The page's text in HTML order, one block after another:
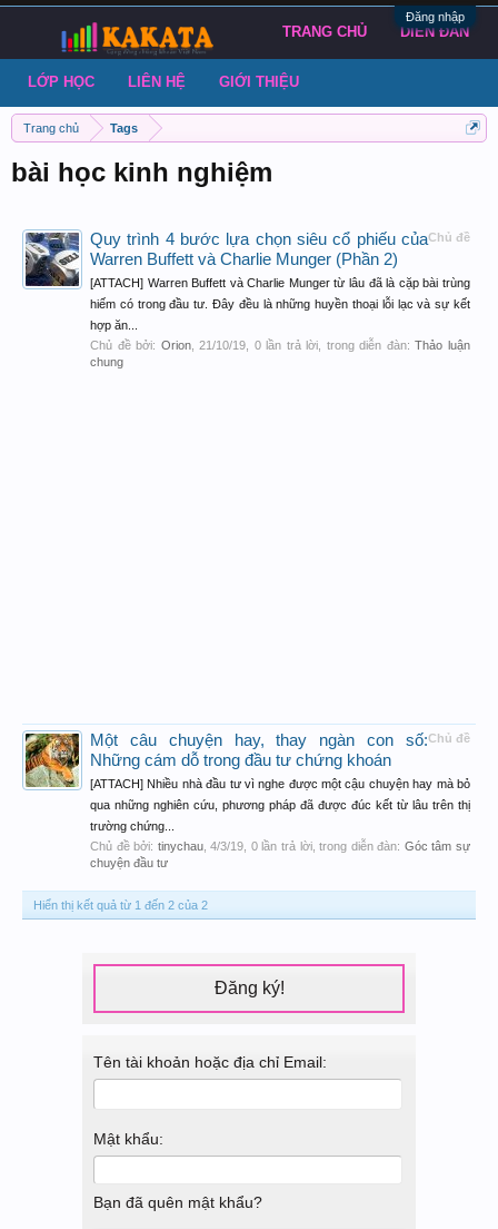
Đăng nhập
Trang chủ Tags
bài học kinh nghiệm
Chủ đề
Quy trình 4 bước lựa chọn siêu cổ phiếu của
Warren Buffett và Charlie Munger (Phần 2)
[ATTACH] Warren Buffett và Charlie Munger từ lâu đã là cặp bài trùng
hiếm có trong đầu tư. Đây đều là những huyền thoại lỗi lạc và sự kết
hợp ăn...
Chủ đề bởi: Orion,21/10/19 , 0 lần trả lời, trong diễn đàn:Thảo luận
chung
Chủ đề
Một câu chuyện hay, thay ngàn con số:
Những cám dỗ trong đầu tư chứng khoán
[ATTACH] Nhiều nhà đầu tư vì nghe được một cậu chuyện hay mà bỏ
qua những nghiên cứu, phương pháp đã được đúc kết từ lâu trên thị
trường chứng...
Chủ đề bởi: tinychau,4/3/19 , 0 lần trả lời, trong diễn đàn: Góc tâm sự
chuyện đầu tư
Hiển thị kết quả từ 1 đến 2 của 2
Đăng ký!
Tên tài khoản hoặc địa chỉ Email:
Mật khẩu:
Bạn đã quên mật khẩu?
TRANG CHỦ DIỄN ĐÀN
LỚP HỌC LIÊN HỆ GIỚI THIỆU